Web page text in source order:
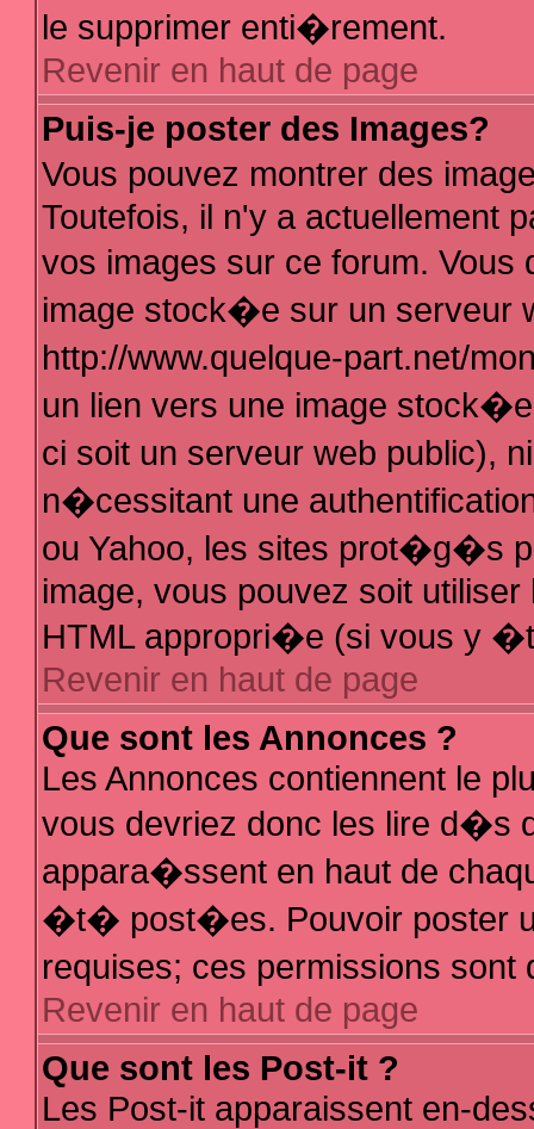
le supprimer enti�rement.
Revenir en haut de page
Puis-je poster des Images?
Vous pouvez montrer des
Toutefois, il n'y a actuellement
vos images sur ce forum.
image stock�e sur un serveur
http://www.quelque-part.net/
un lien vers une image
ci soit un serveur web public),
n�cessitant une
ou Yahoo, les sites prot�g�s
image, vous pouvez soit
HTML appropri�e (si vous y
Revenir en haut de page
Que sont les Annonces ?
Les Annonces contiennent le
vous devriez donc les lire d�s
appara�ssent en haut de
�t� post�es. Pouvoir poster
requises; ces permissions
Revenir en haut de page
Que sont les Post-it ?
Les Post-it apparaissent en-